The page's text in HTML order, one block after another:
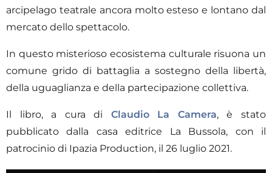
arcipelago teatrale ancora molto esteso e lontano dal
mercato dello spettacolo.
In questo misterioso ecosistema culturale risuona un
comune grido di battaglia a sostegno della libertà,
della uguaglianza e della partecipazione collettiva.
Il libro, a cura di Claudio La Camera, è stato
pubblicato dalla casa editrice La Bussola, con il
patrocinio di Ipazia Production, il 26 luglio 2021.